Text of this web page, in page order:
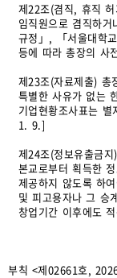
제22조(겸직, 휴직
임직원으로 겸직하
규정」, 「서울대학
등에 따라 총장의 사
제23조(자료제출) 총
특별한 사유가 없는
기업현황조사표는
1. 9.]
제24조(정보유출금
본교로부터 획득한
제공하지 않도록 하
및 피고용자나 그 승
창업기간 이후에도
부칙 <제02661호,